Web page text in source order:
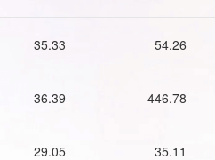
35.33 54.26
36.39 446.78
29.05 35.11